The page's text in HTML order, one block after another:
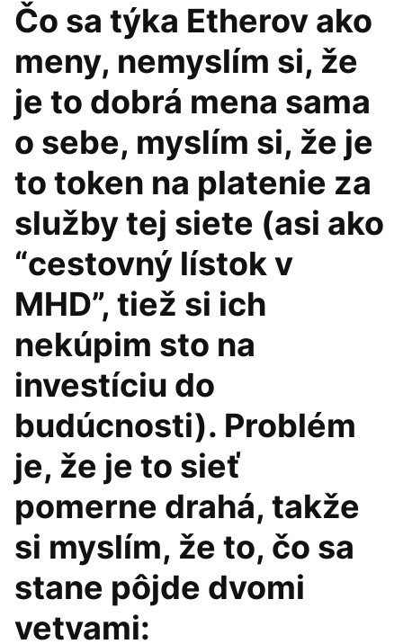
Čo sa týka Etherov ako
meny, nemyslím si, že
je to dobrá mena sama
o sebe, myslím si, že je
to token na platenie za
služby tej siete (asi ako
“cestovný lístok v
MHD”, tiež si ich
nekúpim sto na
investíciu do
budúcnosti). Problém
je, že je to sieť
pomerne drahá, takže
si myslím, že to, čo sa
stane pôjde dvomi
vetvami: